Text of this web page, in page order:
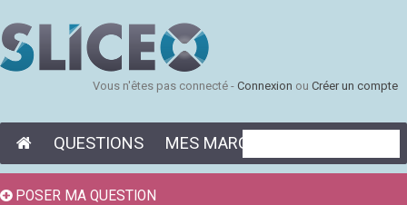
Vous n'êtes pas connecté - Connexion ou Créer un compte
QUESTIONS MES MARQUE-PAGES
POSER MA QUESTION